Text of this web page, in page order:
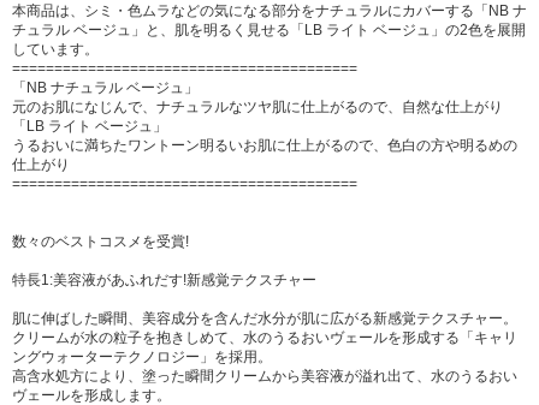
本商品は、シミ・色ムラなどの気になる部分をナチュラルにカバーする「NB ナ
チュラル ベージュ」と、肌を明るく見せる「LB ライト ベージュ」の2色を展開
しています。
=========================================
「NB ナチュラル ベージュ」
元のお肌になじんで、ナチュラルなツヤ肌に仕上がるので、自然な仕上がり
「LB ライト ベージュ」
うるおいに満ちたワントーン明るいお肌に仕上がるので、色白の方や明るめの
仕上がり
=========================================
数々のベストコスメを受賞!
特長1:美容液があふれだす!新感覚テクスチャー
肌に伸ばした瞬間、美容成分を含んだ水分が肌に広がる新感覚テクスチャー。
クリームが水の粒子を抱きしめて、水のうるおいヴェールを形成する「キャリ
ングウォーターテクノロジー」を採用。
高含水処方により、塗った瞬間クリームから美容液が溢れ出て、水のうるおい
ヴェールを形成します。